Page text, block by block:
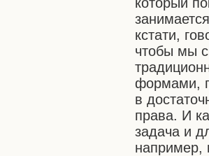
кстати,
чтобы мы
формами,
в
права. И
задача и
например,